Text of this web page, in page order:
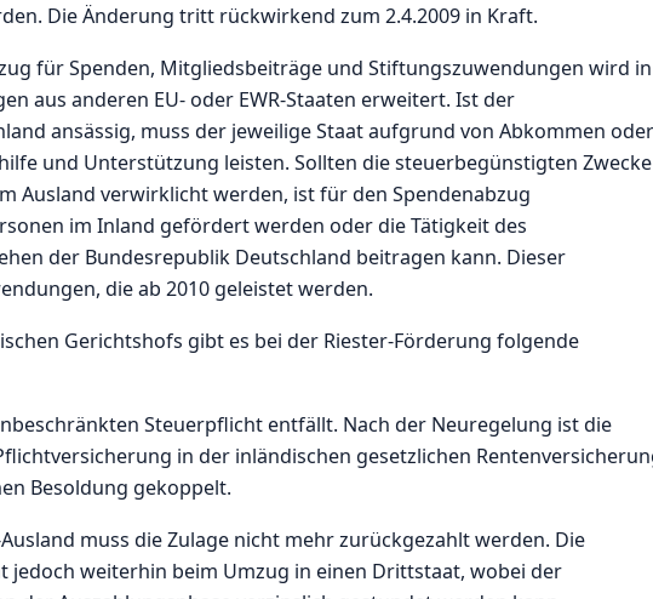
Die Änderung tritt rückwirkend zum 2.4.2009 in Kraft.
für Spenden, Mitgliedsbeiträge und Stiftungszuwendungen wird in
aus anderen EU- oder EWR-Staaten erweitert. Ist der
ansässig, muss der jeweilige Staat aufgrund von Abkommen oder
und Unterstützung leisten. Sollten die steuerbegünstigten Zwecke
Ausland verwirklicht werden, ist für den Spendenabzug
im Inland gefördert werden oder die Tätigkeit des
der Bundesrepublik Deutschland beitragen kann. Dieser
die ab 2010 geleistet werden.
Gerichtshofs gibt es bei der Riester-Förderung folgende
Steuerpflicht entfällt. Nach der Neuregelung ist die
in der inländischen gesetzlichen
Besoldung gekoppelt.
Ausland muss die Zulage nicht mehr zurückgezahlt werden. Die
jedoch weiterhin beim Umzug in einen Drittstaat, wobei der